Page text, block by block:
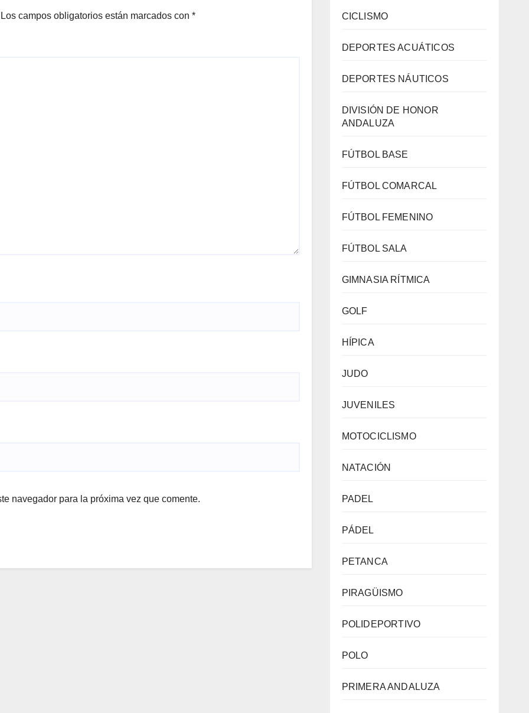
Los campos obligatorios están marcados con *
navegador para la próxima vez que comente.
CICLISMO
DEPORTES ACUÁTICOS
DEPORTES NÁUTICOS
DIVISIÓN DE HONOR
ANDALUZA
FÚTBOL BASE
FÚTBOL COMARCAL
FÚTBOL FEMENINO
FÚTBOL SALA
GIMNASIA RÍTMICA
GOLF
HÍPICA
JUDO
JUVENILES
MOTOCICLISMO
NATACIÓN
PADEL
PÁDEL
PETANCA
PIRAGÜISMO
POLIDEPORTIVO
POLO
PRIMERA ANDALUZA